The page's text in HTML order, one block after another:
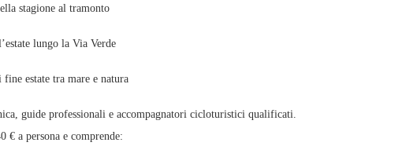
stagione al tramonto
lungo la Via Verde
fine estate tra mare e natura
guide professionali e accompagnatori cicloturistici qualificati.
€ a persona e comprende: